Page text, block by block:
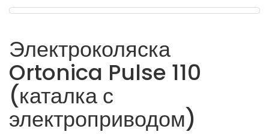
Электроколяска
Ortonica Pulse 110
(каталка с
электроприводом)